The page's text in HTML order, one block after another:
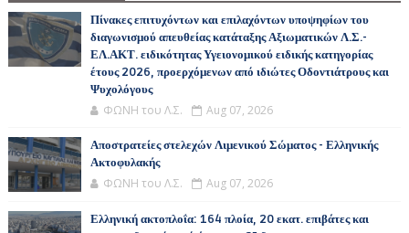
Πίνακες επιτυχόντων και επιλαχόντων υποψηφίων του
διαγωνισμού απευθείας κατάταξης Αξιωματικών Λ.Σ.-
ΕΛ.ΑΚΤ. ειδικότητας Υγειονομικού ειδικής κατηγορίας
έτους 2026, προερχόμενων από ιδιώτες Οδοντιάτρους και
Ψυχολόγους
ΦΩΝΗ του Λ.Σ. Aug 07, 2026
Αποστρατείες στελεχών Λιμενικού Σώματος - Ελληνικής
Ακτοφυλακής
ΦΩΝΗ του Λ.Σ. Aug 07, 2026
Ελληνική ακτοπλοΐα: 164 πλοία, 20 εκατ. επιβάτες και